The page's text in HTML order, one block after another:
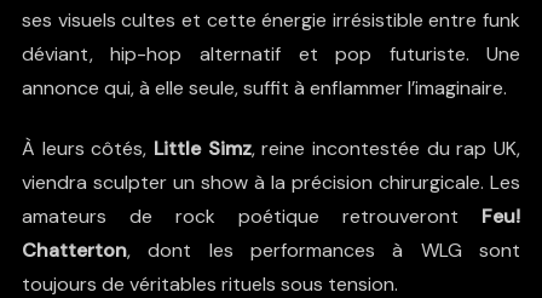
ses visuels cultes et cette énergie irrésistible entre funk
déviant, hip-hop alternatif et pop futuriste. Une
annonce qui, à elle seule, suffit à enflammer l’imaginaire.
À leurs côtés, Little Simz, reine incontestée du rap UK,
viendra sculpter un show à la précision chirurgicale. Les
amateurs de rock poétique retrouveront Feu!
Chatterton, dont les performances à WLG sont
toujours de véritables rituels sous tension.